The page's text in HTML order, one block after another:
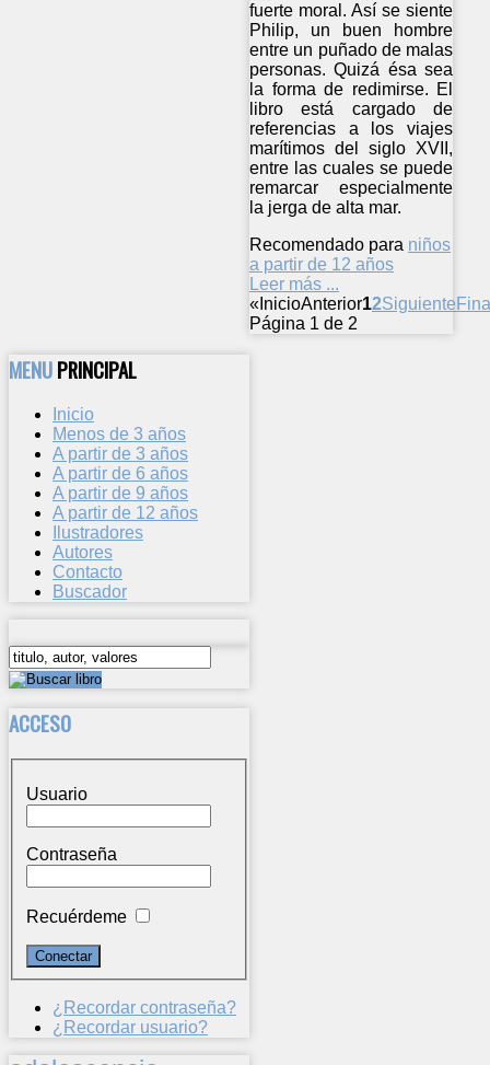
fuerte moral. Así se siente
Philip, un buen hombre
entre un puñado de malas
personas. Quizá ésa sea
la forma de redimirse. El
libro está cargado de
referencias a los viajes
marítimos del siglo XVII,
entre las cuales se puede
remarcar especialmente
la jerga de alta mar.
Recomendado para niños
a partir de 12 años
Leer más ...
« InicioAnterior12Siguiente
Página 1 de 2
MENUPRINCIPAL
Inicio
Menos de 3 años
A partir de 3 años
A partir de 6 años
A partir de 9 años
A partir de 12 años
Ilustradores
Autores
Contacto
Buscador
ACCESO
Usuario
Contraseña
Recuérdeme
¿Recordar contraseña?
¿Recordar usuario?